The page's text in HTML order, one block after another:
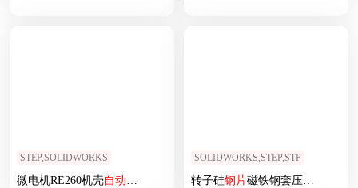
STEP,SOLIDWORKS
微电机RE260机壳自动冲压
SOLIDWORKS,STEP,STP
转子硅钢片磁铁钢套压装机